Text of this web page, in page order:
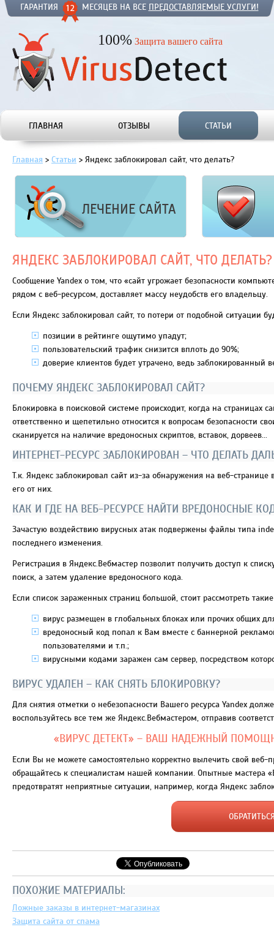
ГАРАНТИЯ МЕСЯЦЕВ НА ВСЕ ПРЕДОСТАВЛЯЕМЫЕ УСЛУГИ!
100% Защита вашего сайта
ГЛАВНАЯ ОТЗЫВЫ СТАТЬИ
Главная > Статьи > Яндекс заблокировал сайт, что делать?
ЛЕЧЕНИЕ САЙТА
ЯНДЕКС ЗАБЛОКИРОВАЛ САЙТ, ЧТО ДЕЛАТЬ?
Сообщение Yandex о том, что «сайт угрожает безопасности
рядом с веб-ресурсом, доставляет массу неудобств его владельцу.
Если Яндекс заблокировал сайт, то потери от подобной ситуации
позиции в рейтинге ощутимо упадут;
пользовательский трафик снизится вплоть до 90%;
доверие клиентов будет утрачено, ведь
ПОЧЕМУ ЯНДЕКС ЗАБЛОКИРОВАЛ САЙТ?
Блокировка в поисковой системе происходит, когда на страницах
ответственно и щепетильно относится к вопросам безопасности
сканируется на наличие вредоносных скриптов, вставок, дорвеев...
ИНТЕРНЕТ-РЕСУРС ЗАБЛОКИРОВАН – ЧТО ДЕЛАТЬ
Т.к. Яндекс заблокировал сайт из-за обнаружения на веб-
его от них.
КАК И ГДЕ НА ВЕБ-РЕСУРСЕ НАЙТИ ВРЕДОНОСНЫЕ
Зачастую воздействию вирусных атак подвержены файлы типа
последнего изменения.
Регистрация в Яндекс.Вебмастер позволит получить доступ к
поиск, а затем удаление вредоносного кода.
Если список зараженных страниц большой, стоит рассмотреть
вирус размещен в глобальных блоках или прочих общих
вредоносный код попал к Вам вместе с баннерной
пользователями и т.п.;
вирусными кодами заражен сам сервер, посредством
ВИРУС УДАЛЕН – КАК СНЯТЬ БЛОКИРОВКУ?
Для снятия отметки о небезопасности Вашего ресурса Yandex
воспользуйтесь все тем же Яндекс.Вебмастером, отправив
«ВИРУС ДЕТЕКТ» – ВАШ НАДЕЖНЫЙ
Если Вы не можете самостоятельно корректно вылечить свой
обращайтесь к специалистам нашей компании. Опытные мастера
предотвратят неприятные ситуации, например, когда Яндекс
ПОХОЖИЕ МАТЕРИАЛЫ:
Ложные заказы в интернет-магазинах
Защита сайта от спама